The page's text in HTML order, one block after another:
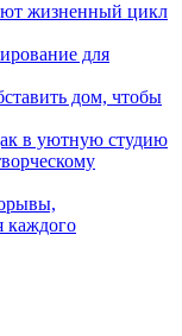
жизненный цикл
для
дом, чтобы
в уютную студию
каждого